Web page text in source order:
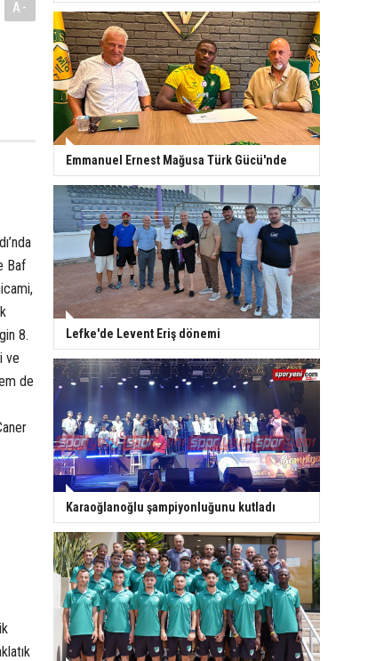
A-
Baf
8.
ve
de
Emmanuel Ernest Mağusa Türk Gücü'nde
Lefke'de Levent Eriş dönemi
Karaoğlanoğlu şampiyonluğunu kutladı